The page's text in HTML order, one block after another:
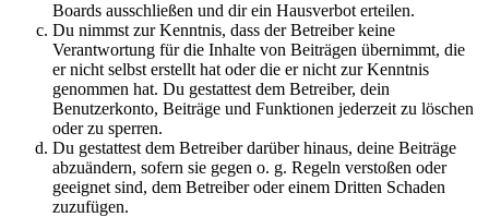
Boards ausschließen und dir ein Hausverbot erteilen.
Du nimmst zur Kenntnis, dass der Betreiber keine
Verantwortung für die Inhalte von Beiträgen übernimmt, die
er nicht selbst erstellt hat oder die er nicht zur Kenntnis
genommen hat. Du gestattest dem Betreiber, dein
Benutzerkonto, Beiträge und Funktionen jederzeit zu löschen
oder zu sperren.
Du gestattest dem Betreiber darüber hinaus, deine Beiträge
abzuändern, sofern sie gegen o. g. Regeln verstoßen oder
geeignet sind, dem Betreiber oder einem Dritten Schaden
zuzufügen.